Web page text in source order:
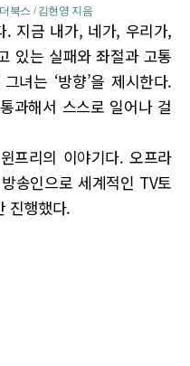
북스 / 김현영 지음
. 지금 내가, 네가, 우리가,
있는 실패와 좌절과 고통
녀는 ‘방향’을 제시한다.
과해서 스스로 일어나 걸
프리의 이야기다. 오프라
송인으로 세계적인 TV토
진행했다.